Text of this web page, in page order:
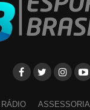
RÁDIO ASSESSORIA